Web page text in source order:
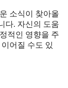
소식이 찾아올
다. 자신의 도움
적인 영향을 주
어질 수도 있